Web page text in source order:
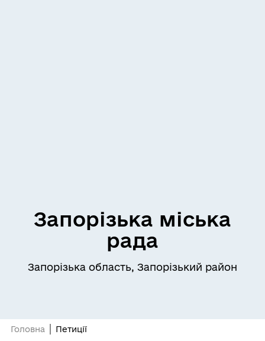
Запорізька міська
рада
Запорізька область, Запорізький район
Головна Петиції